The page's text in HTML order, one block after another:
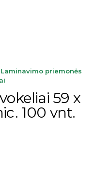
Laminavimo priemonės
59 x
100 vnt.